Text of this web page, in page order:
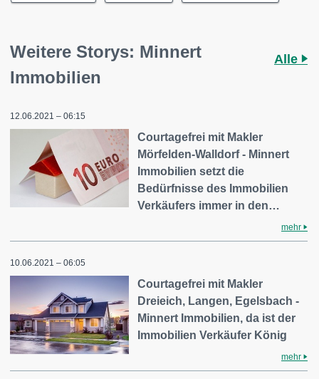
Weitere Storys: Minnert
Immobilien
Alle
12.06.2021 – 06:15
Courtagefrei mit Makler
Mörfelden-Walldorf - Minnert
Immobilien setzt die
Bedürfnisse des Immobilien
Verkäufers immer in den…
mehr
10.06.2021 – 06:05
Courtagefrei mit Makler
Dreieich, Langen, Egelsbach -
Minnert Immobilien, da ist der
Immobilien Verkäufer König
mehr